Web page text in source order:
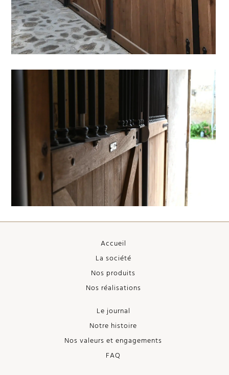
Accueil
La société
Nos produits
Nos réalisations
Le journal
Notre histoire
Nos valeurs et engagements
FAQ